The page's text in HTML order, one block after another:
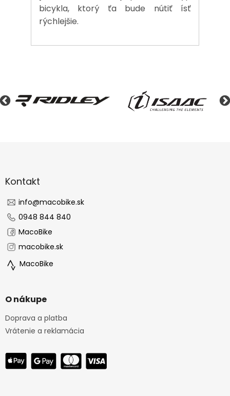
bicykla, ktorý ťa bude nútiť ísť
rýchlejšie.
äKontakt
info@macobike.sk
0948 844 840
MacoBike
macobike.sk
MacoBike
O nákupe
Doprava a platba
Vrátenie a reklamácia